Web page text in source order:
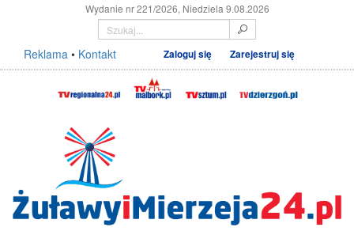
Wydanie nr 221/2026, Niedziela 9.08.2026
Reklama • Kontakt Zaloguj się Zarejestruj się